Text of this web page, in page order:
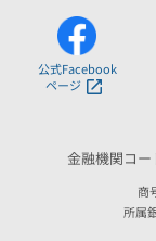
公式Facebook
ページ
金融機関コ
商
所属